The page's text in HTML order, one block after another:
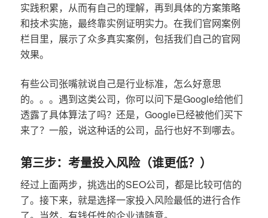
实践积累，从而有自己的理解，再到具体的方案策略
和技术实施，最终靠实例证明实力。在我们官网案例
栏目里，展示了众多真实案例，包括我们自己的官网
效果。
有些公司张嘴就说自己是行业标准，怎么好意思
的。。。遇到这类公司，你可以问下是Google给他们
透露了具体算法了吗？还是，Google已经被他们买下
来了？一般，说这种话的公司，品行也好不到哪去。
第三步：考量投入风险（谁更低？）
经过上面两步，挑选出的SEO公司，都是比较可信的
了。接下来，就是选择一家投入风险最低的进行合作